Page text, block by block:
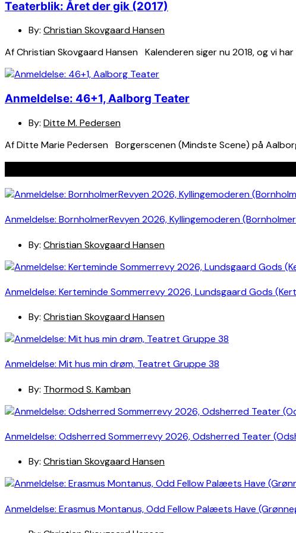
Teaterblik: Året der gik (2017)
By: Christian Skovgaard Hansen
Af Christian Skovgaard Hansen Kalenderen siger nu 2018, og vi
Anmeldelse: 46+1, Aalborg Teater
By: Ditte M. Pedersen
Af Ditte Marie Pedersen Borgerscenen (Mindste Scene) på
Anmeldelse: BornholmerRevyen 2026, Kyllingemoderen
By: Christian Skovgaard Hansen
Anmeldelse: Kerteminde Sommerrevy 2026, Lundsgaard Gods
By: Christian Skovgaard Hansen
Anmeldelse: Mit hus min drøm, Teatret Gruppe 38
By: Thormod S. Kamban
Anmeldelse: Odsherred Sommerrevy 2026, Odsherred Teater
By: Christian Skovgaard Hansen
Anmeldelse: Erasmus Montanus, Odd Fellow Palæets Have